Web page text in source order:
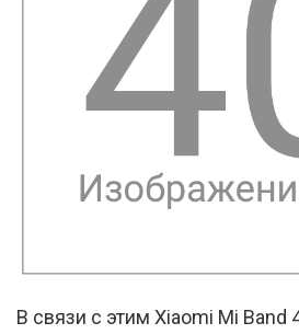
В связи с этим Xiaomi Mi Band